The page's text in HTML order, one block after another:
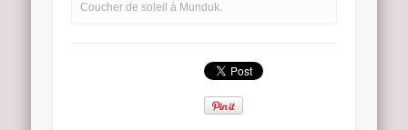
Coucher de soleil à Munduk.